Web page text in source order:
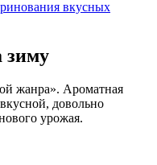
вкусных
зиму
жанра». Ароматная
довольно
урожая.